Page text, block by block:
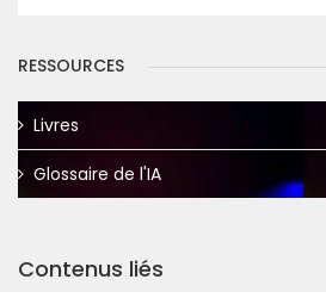
RESSOURCES
Livres
Glossaire de l'IA
Contenus liés